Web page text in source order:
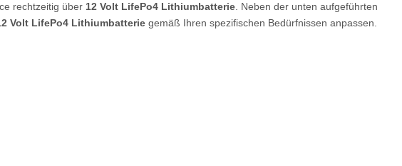
rechtzeitig über 12 Volt LifePo4 Lithiumbatterie . Neben der unten aufgeführten
Volt LifePo4 Lithiumbatterie gemäß Ihren spezifischen Bedürfnissen anpassen.